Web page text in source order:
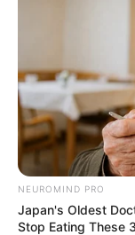
NEUROMIND PRO
Japan's Oldest
Stop Eating These